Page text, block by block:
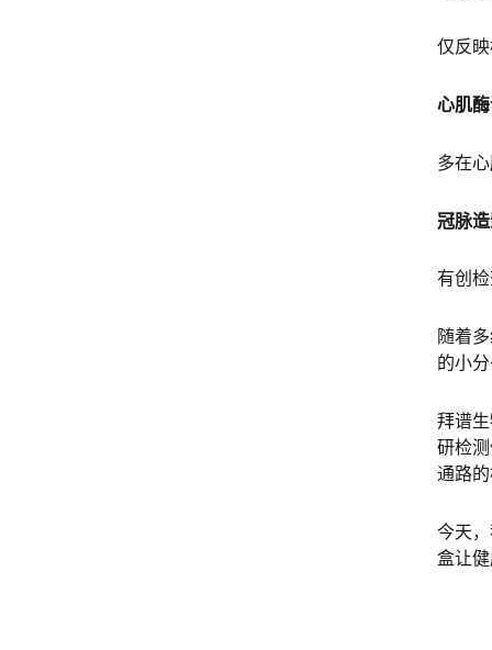
仅反
心肌
多在
冠脉
有创
随着
的小
拜谱
研检
通路
今天
盒让